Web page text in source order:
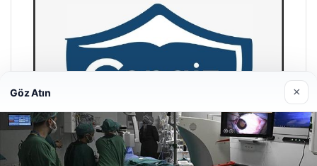
Göz Atın ×